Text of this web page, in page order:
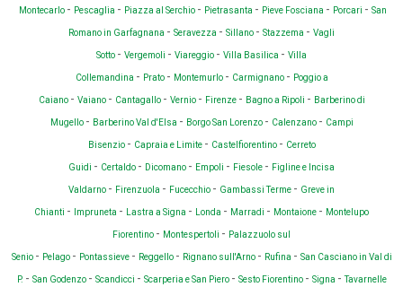
Montecarlo - Pescaglia - Piazza al Serchio - Pietrasanta - Pieve Fosciana - Porcari - San
Romano in Garfagnana - Seravezza - Sillano - Stazzema - Vagli
Sotto - Vergemoli - Viareggio - Villa Basilica - Villa
Collemandina - Prato - Montemurlo - Carmignano - Poggio a
Caiano - Vaiano - Cantagallo - Vernio - Firenze - Bagno a Ripoli - Barberino di
Mugello - Barberino Val d'Elsa - Borgo San Lorenzo - Calenzano - Campi
Bisenzio - Capraia e Limite - Castelfiorentino - Cerreto
Guidi - Certaldo - Dicomano - Empoli - Fiesole - Figline e Incisa
Valdarno - Firenzuola - Fucecchio - Gambassi Terme - Greve in
Chianti - Impruneta - Lastra a Signa - Londa - Marradi - Montaione - Montelupo
Fiorentino - Montespertoli - Palazzuolo sul
Senio - Pelago - Pontassieve - Reggello - Rignano sull'Arno - Rufina - San Casciano in Val di
P. - San Godenzo - Scandicci - Scarperia e San Piero - Sesto Fiorentino - Signa -Tavarnelle